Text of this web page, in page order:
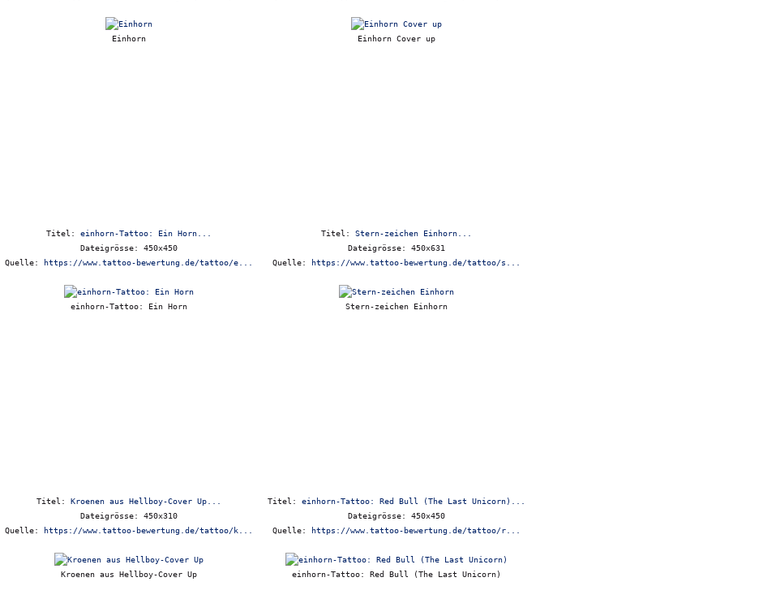
Einhorn Einhorn Cover up
Titel: einhorn-Tattoo: Ein Horn...
Dateigrösse: 450x450
Quelle: https://www.tattoo-bewertung.de/tattoo/e...
einhorn-Tattoo: Ein Horn
Titel: Stern-zeichen Einhorn...
Dateigrösse: 450x631
Quelle: https://www.tattoo-bewertung.de/tattoo/s...
Stern-zeichen Einhorn
Titel: Kroenen aus Hellboy-Cover Up...
Dateigrösse: 450x310
Quelle: https://www.tattoo-bewertung.de/tattoo/k...
Kroenen aus Hellboy-Cover Up
Titel: einhorn-Tattoo: Red Bull (The Last Unicorn)...
Dateigrösse: 450x450
Quelle: https://www.tattoo-bewertung.de/tattoo/r...
einhorn-Tattoo: Red Bull (The Last Unicorn)